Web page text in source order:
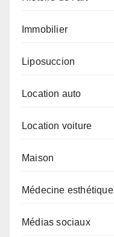
Immobilier
Liposuccion
Location auto
Location voiture
Maison
Médecine esthétique
Médias sociaux